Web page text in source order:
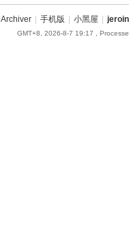
Archiver | 手机版 | 小黑屋 |
GMT+8, 2026-8-7 19:17 ,